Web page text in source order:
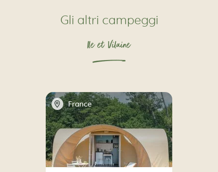
Gli altri campeggi
Ile et Vilaine
📍 France